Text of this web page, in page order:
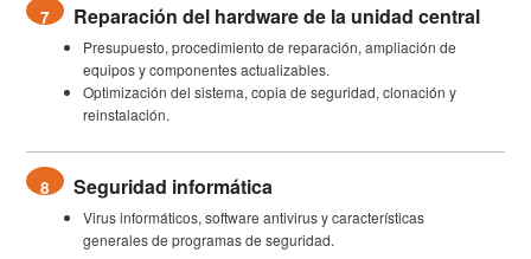
7 Reparación del hardware de la unidad central
Presupuesto, procedimiento de reparación, ampliación de
equipos y componentes actualizables.
Optimización del sistema, copia de seguridad, clonación y
reinstalación.
8 Seguridad informática
Virus informáticos, software antivirus y características
generales de programas de seguridad.